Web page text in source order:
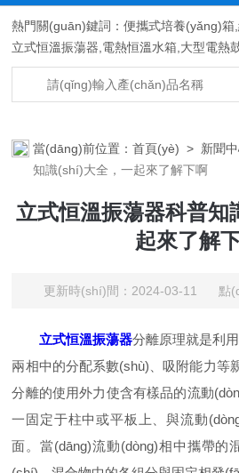
熱門關(guān)鍵詞：便攜式培養(yǎng)箱
立式恒溫振蕩器,電熱恒溫水箱,大型電熱
當(dāng)前位置：首頁(yè) > 新聞
知識(shí)大全，一起來了解下啊
立式恒溫振蕩器科普
起來了解
更新時(shí)間：2024-03-11 點
立式恒溫振蕩器分離原理就是利
兩相中的分配系數(shù)、吸附能力等
分離的使用外力使含有樣品的流動
一固定于柱中或平板上、與流動
面。當(dāng)流動(dòng)相中攜帶的